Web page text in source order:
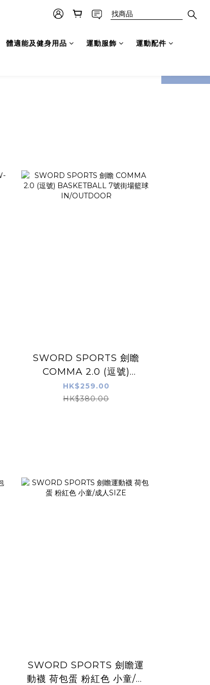
體適能及健身用品 運動服飾 運動配件
prev next
SWORD SPORTS 劍瞻
COMMA 2.0 (逗號)
BASKETBALL 7號街場籃
球 IN/OUTDOOR
HK$259.00
HK$380.00
SWORD SPORTS 劍瞻運
動襪 荷包蛋 粉紅色 小童/成